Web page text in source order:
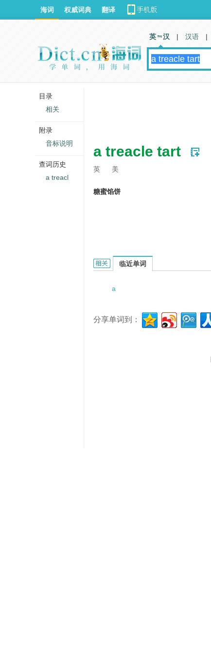
a treacle tart
英 美
糖蜜馅饼
a treacle tart的相关资料：
临近单词
a
分享单词到：
海词 权威词典 翻译
英 汉 | 汉语 |
目录
相关
附录
音标说明
查词历史
a treacl